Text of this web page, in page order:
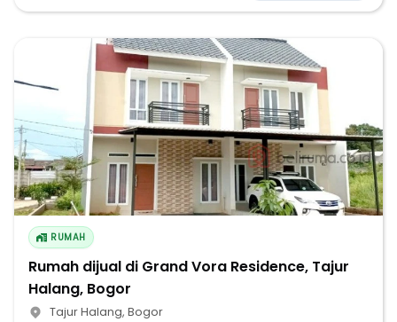
RUMAH
Rumah dijual di Grand Vora Residence, Tajur
Halang, Bogor
Tajur Halang, Bogor